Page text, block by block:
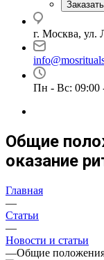
г. Москва, ул.
Пн - Вс: 09:00
Общие
оказание
Главная
—
Статьи
—
Новости и статьи
—Общие положения